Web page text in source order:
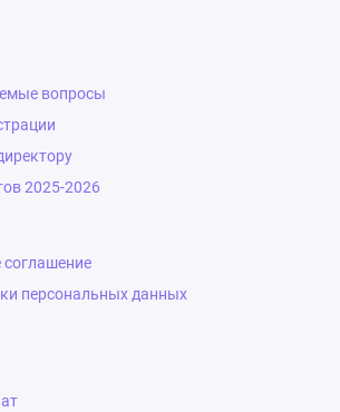
вопросы
2025-2026
соглашение
персональных данных